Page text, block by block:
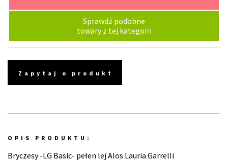
Sprawdź podobne
towary z tej kategorii
Zapytaj o produkt
OPIS PRODUKTU:
Bryczesy -LG Basic- pełen lej Alos Lauria Garrelli